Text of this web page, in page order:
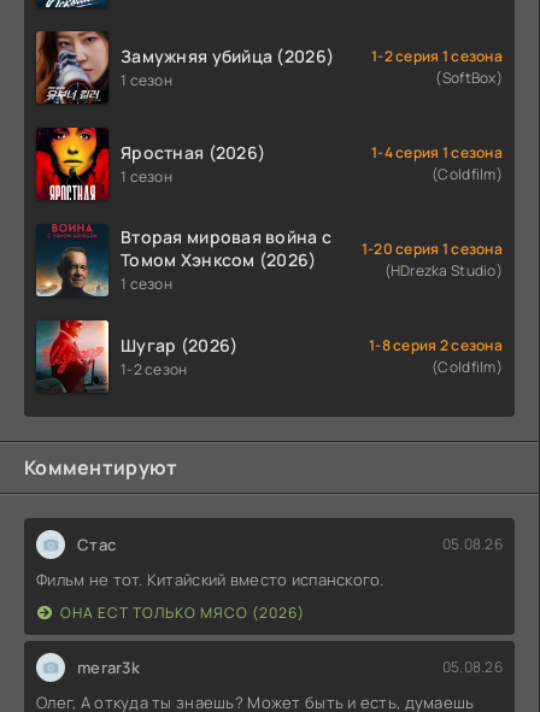
Замужняя убийца (2026)
1 сезон
1-2 серия 1 сезона
(SoftBox)
Яростная (2026)
1 сезон
1-4 серия 1 сезона
(Coldfilm)
Вторая мировая война с
Томом Хэнксом (2026)
1 сезон
1-20 серия 1 сезона
(HDrezka Studio)
Шугар (2026)
1-2 сезон
1-8 серия 2 сезона
(Coldfilm)
Комментируют
Стас 05.08.26
Фильм не тот. Китайский вместо испанского.
ОНА ЕСТ ТОЛЬКО МЯСО (2026)
merar3k 05.08.26
Олег, А откуда ты знаешь? Может быть и есть, думаешь